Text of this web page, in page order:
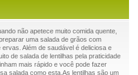
não apetece muito comida quente,
uma salada de grãos com
Além de saudável é deliciosa e
de salada de lentilhas pela praticidade
mais rápido e você pode fazer
salada como esta.As lentilhas são um